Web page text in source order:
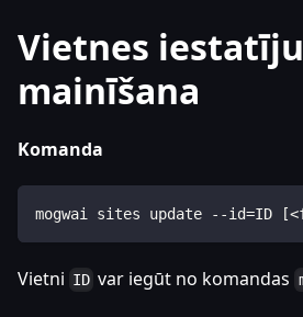
Vietnes
mainīšana
Komanda
mogwai sites update --id=ID
Vietni ID var iegūt no komandas